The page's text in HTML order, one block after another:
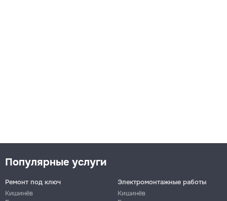
Популярные услуги
Ремонт под ключ
Кишинёв
Электромонтажные работы
Кишинёв